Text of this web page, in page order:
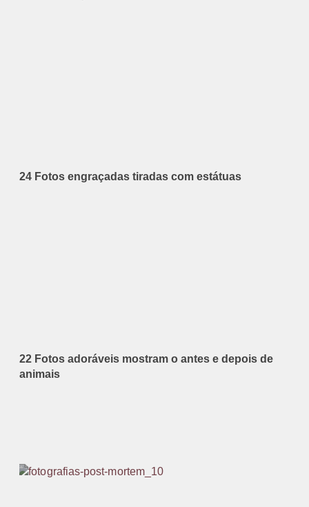
24 Fotos engraçadas tiradas com estátuas
22 Fotos adoráveis mostram o antes e depois de
animais